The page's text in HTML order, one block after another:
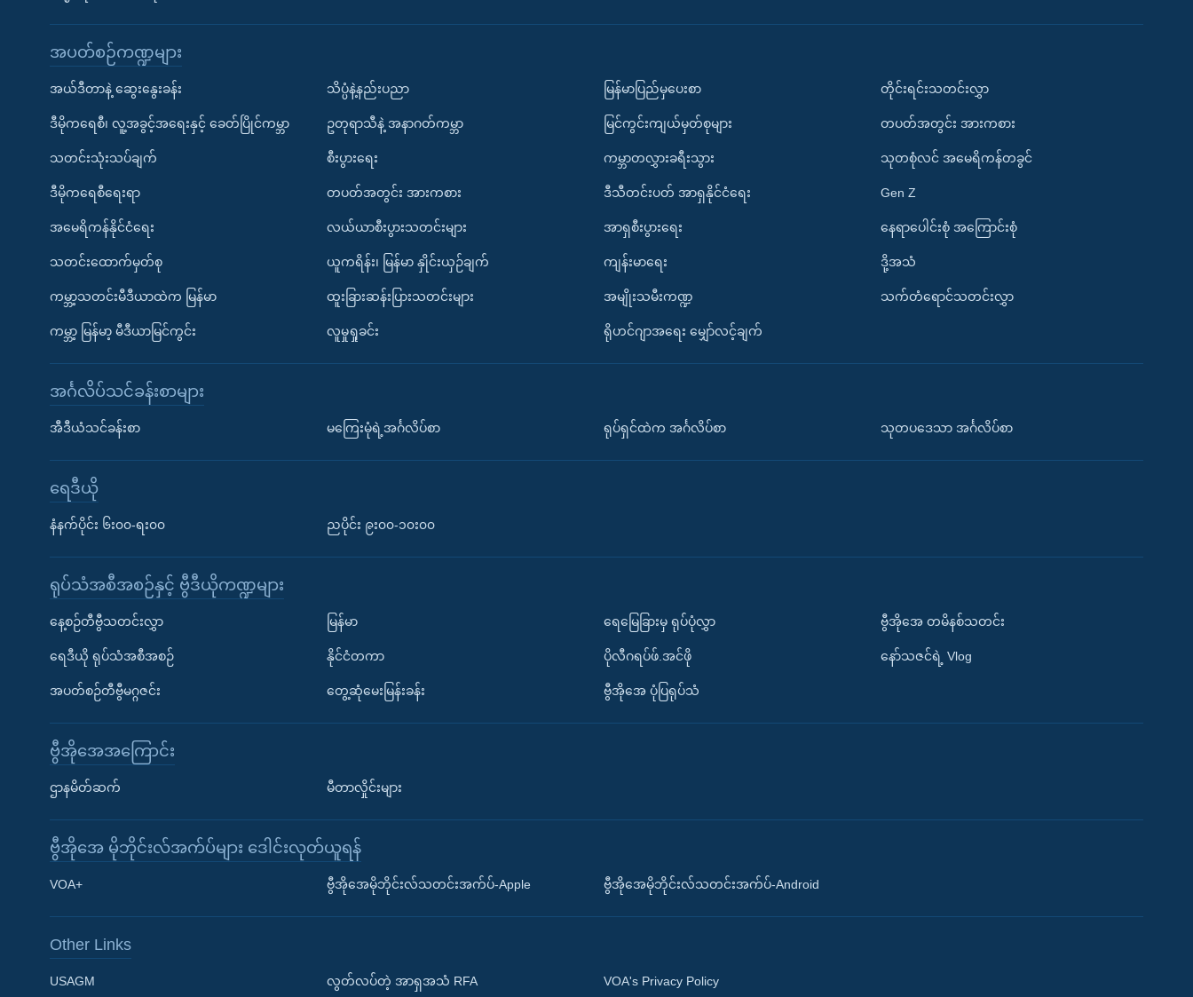
Learning English
အပတ်စဉ်ကဏ္ဍများ
အယ်ဒီတာနဲ့ ဆွေးနွေးခန်း
ဒီမိုကရေစီ၊ လူ့အခွင့်အရေးနှင့် ခေတ်ပြိုင်ကမ္ဘာ
သတင်းသုံးသပ်ချက်
ဒီမိုကရေစီရေးရာ
အမေရိကန်နိုင်ငံရေး
သတင်းထောက်မှတ်စု
ကမ္ဘာ့သတင်းမီဒီယာထဲက မြန်မာ
ကမ္ဘာ့ မြန်မာ့ မီဒီယာမြင်ကွင်း
သိပ္ပံနဲ့နည်းပညာ
ဥတုရာသီနဲ့ အနာဂတ်ကမ္ဘာ
စီးပွားရေး
တပတ်အတွင်း အားကစား
လယ်ယာစီးပွားသတင်းများ
ယူကရိန်း၊ မြန်မာ နှိုင်းယှဉ်ချက်
ထူးခြားဆန်းပြားသတင်းများ
လူမှုရှုခင်း
မြန်မာပြည်မှပေးစာ
မြင်ကွင်းကျယ်မှတ်စုများ
ကမ္ဘာတလွှားခရီးသွား
ဒီသီတင်းပတ် အာရှနိုင်ငံရေး
အာရှစီးပွားရေး
ကျန်းမာရေး
အမျိုးသမီးကဏ္ဍ
ရိုဟင်ဂျာအရေး မျှော်လင့်ချက်
တိုင်းရင်းသတင်းလွှာ
တပတ်အတွင်း အားကစား
သုတစုံလင် အမေရိကန်တခွင်
Gen Z
နေရာပေါင်းစုံ အကြောင်းစုံ
ဒို့အသံ
သက်တံရောင်သတင်းလွှာ
အင်္ဂလိပ်သင်ခန်းစာများ
အီဒီယံသင်ခန်းစာ မကြေးမုံရဲ့အင်္ဂလိပ်စာ ရုပ်ရှင်ထဲက အင်္ဂလိပ်စာ သုတပဒေသာ အင်္ဂလိပ်စာ
ရေဒီယို
နံနက်ပိုင်း ၆း၀၀-ရး၀၀ ညပိုင်း ၉း၀၀-၁၀း၀၀
ရုပ်သံအစီအစဉ်နှင့် ဗွီဒီယိုကဏ္ဍများ
နေ့စဉ်တီဗွီသတင်းလွှာ
ရေဒီယို ရုပ်သံအစီအစဉ်
အပတ်စဉ်တီဗွီမဂ္ဂဇင်း
မြန်မာ
နိုင်ငံတကာ
တွေ့ဆုံမေးမြန်းခန်း
ရေမြေခြားမှ ရုပ်ပုံလွှာ
ပိုလီဂရပ်ဖ်.အင်ဖို
ဗွီအိုအေ ပုံပြရုပ်သံ
ဗွီအိုအေ တမိနစ်သတင်း
နော်သဇင်ရဲ့ Vlog
ဗွီအိုအေအကြောင်း
ဌာနမိတ်ဆက် မီတာလှိုင်းများ
ဗွီအိုအေ မိုဘိုင်းလ်အက်ပ်များ ဒေါင်းလုတ်ယူရန်
VOA+ ဗွီအိုအေမိုဘိုင်းလ်သတင်းအက်ပ်-Apple ဗွီအိုအေမိုဘိုင်းလ်သတင်းအက်ပ်-Android
Other Links
USAGM လွတ်လပ်တဲ့ အာရှအသံ RFA VOA's Privacy Policy